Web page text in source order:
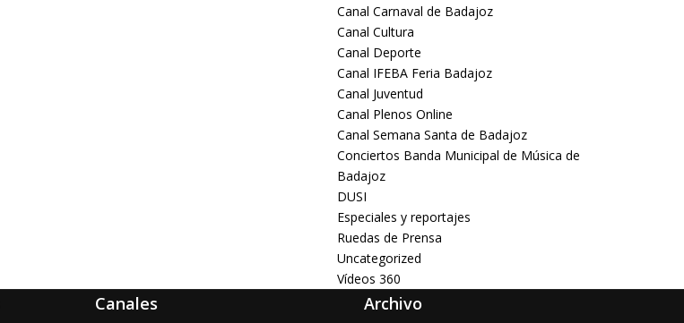
Canal Carnaval de Badajoz
Canal Cultura
Canal Deporte
Canal IFEBA Feria Badajoz
Canal Juventud
Canal Plenos Online
Canal Semana Santa de Badajoz
Conciertos Banda Municipal de Música de
Badajoz
DUSI
Especiales y reportajes
Ruedas de Prensa
Uncategorized
Vídeos 360
Canales Archivo